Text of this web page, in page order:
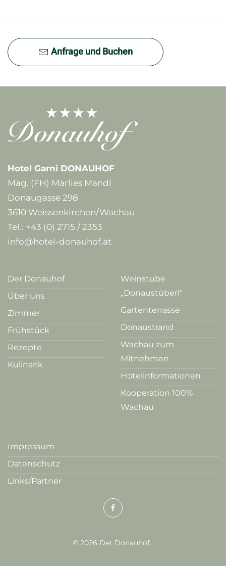
Anfrage und Buchen
Hotel Garni DONAUHOF
Mag. (FH) Marlies Mandl
Donaugasse 298
3610 Weissenkirchen/Wachau
Tel.: +43 (0) 2715 / 2353
info@hotel-donauhof.at
Der Donauhof
Über uns
Zimmer
Frühstück
Rezepte
Kulinarik
Weinstube
„Donaustüberl“
Gartenterrasse
Donaustrand
Wachau zum
Mitnehmen
Hotelinformationen
Kooperation 100%
Wachau
Impressum
Datenschutz
Links/Partner
© 2026 Der Donauhof.